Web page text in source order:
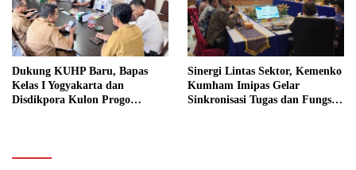
Dukung KUHP Baru, Bapas
Kelas I Yogyakarta dan
Disdikpora Kulon Progo
Sinergi Lintas Sektor, Kemenko
Kumham Imipas Gelar
Sinkronisasi Tugas dan Fungsi